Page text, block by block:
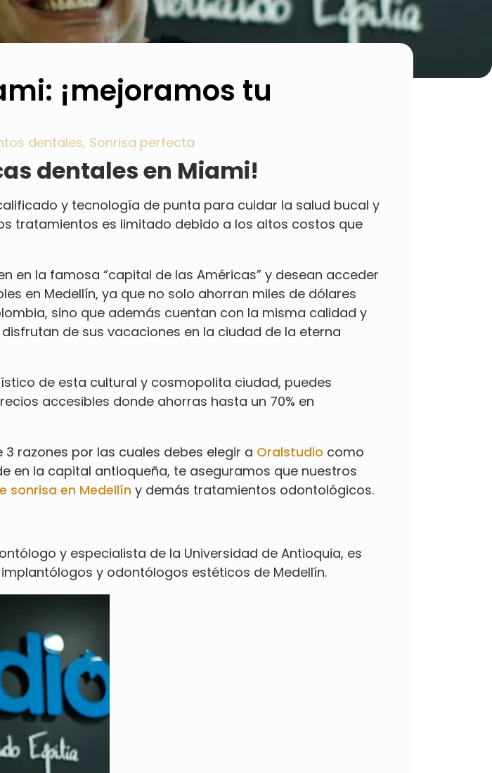
¡mejoramos tu
dentales, Sonrisa perfecta
dentales en Miami!
y tecnología de punta para cuidar la salud bucal y
tratamientos es limitado debido a los altos costos que
en la famosa “capital de las Américas” y desean acceder
en Medellín, ya que no solo ahorran miles de dólares
sino que además cuentan con la misma calidad y
de sus vacaciones en la ciudad de la eterna
de esta cultural y cosmopolita ciudad, puedes
accesibles donde ahorras hasta un 70% en
razones por las cuales debes elegir a Oralstudio como
en la capital antioqueña, te aseguramos que nuestros
sonrisa en Medellín y demás tratamientos odontológicos.
y especialista de la Universidad de Antioquia, es
y odontólogos estéticos de Medellín.